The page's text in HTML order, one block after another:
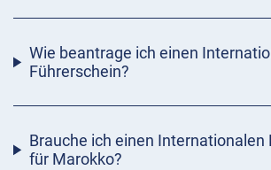
Wie beantrage ich einen
Führerschein?
Brauche ich einen Internationalen
für Marokko?